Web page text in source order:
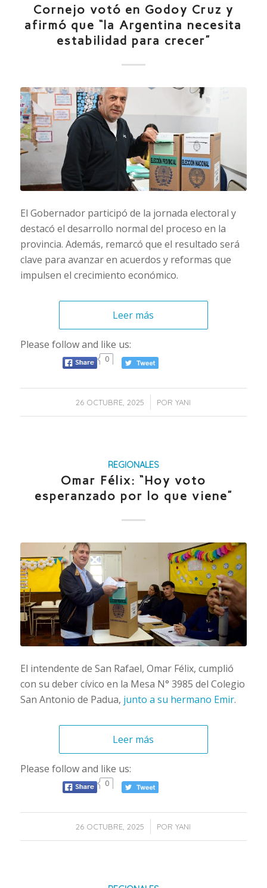
Cornejo votó en Godoy Cruz y
afirmó que “la Argentina necesita
estabilidad para crecer”
El Gobernador participó de la jornada electoral y
destacó el desarrollo normal del proceso en la
provincia. Además, remarcó que el resultado será
clave para avanzar en acuerdos y reformas que
impulsen el crecimiento económico.
Leer más
Please follow and like us:
0
26 OCTUBRE, 2025
/ PORYANI
REGIONALES
Omar Félix: “Hoy voto
esperanzado por lo que viene”
El intendente de San Rafael, Omar Félix, cumplió
con su deber cívico en la Mesa N° 3985 del Colegio
San Antonio de Padua, junto a su hermano Emir.
Leer más
Please follow and like us:
0
26 OCTUBRE, 2025
/ PORYANI